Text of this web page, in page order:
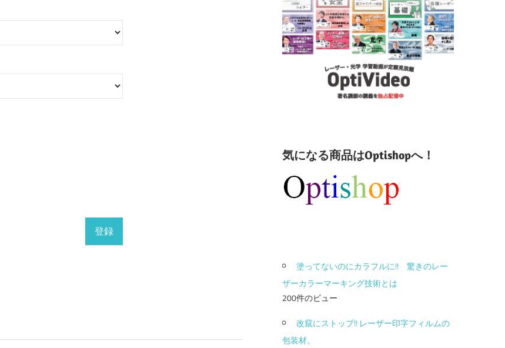
気になる商品はOptishopへ！
塗ってないのにカラフルに!! 驚きのレー
ザーカラーマーキング技術とは
200件のビュー
改竄にストップ!! レーザー印字フィルムの
包装材。